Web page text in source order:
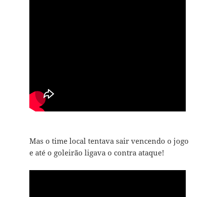
Mas o time local tentava sair vencendo o jogo
e até o goleirão ligava o contra ataque!